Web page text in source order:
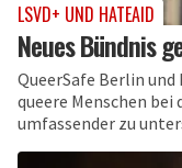
LSVD+ UND HATEAID
Neues Bündnis
QueerSafe Berlin
queere Menschen
umfassender zu